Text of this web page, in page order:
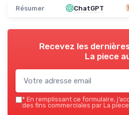
Résumer ChatGPT
Recevez les
La piece
* En remplissant ce formulaire,
des fins commerciales par La